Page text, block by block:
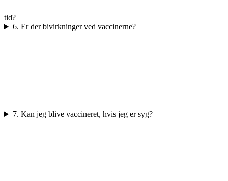
tid?
6. Er der bivirkninger ved vaccinerne?
7. Kan jeg blive vaccineret, hvis jeg er syg?